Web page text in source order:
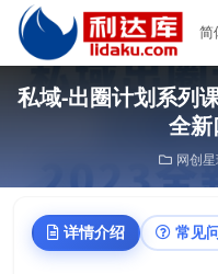
私域-出圈计划系列
全
网创
详情介绍 常见